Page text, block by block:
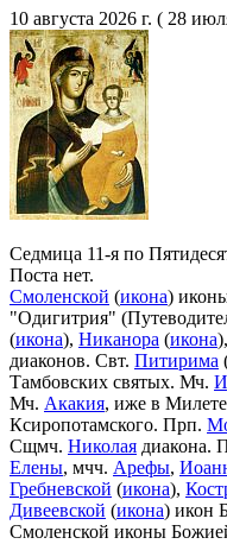
10 августа 2026 г. ( 28
Седмица 11-я по
Поста нет.
Смоленской (икона)
"Одигитрия"
(икона), Никанора (икона),
диаконов. Свт. Питирима
Тамбовских святых. Мч.
Мч. Акакия, иже в
Ксиропотамского. Прп.
Сщмч. Николая диакона.
Елены, мчч. Арефы,
Гребневской (икона),
Дивеевской (икона) икон
Смоленской иконы